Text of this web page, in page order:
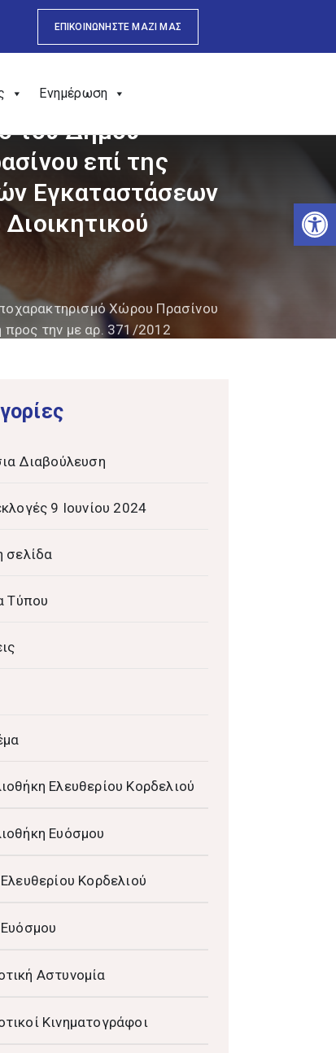
ΕΠΙΚΟΙΝΩΝΗΣΤΕ ΜΑΖΙ ΜΑΣ
Ενημέρωση
του Δήμου
επί της
Εγκαταστάσεων
Χώρου Πρασίνου
την με αρ. 371/2012
Διαβούλευση
9 Ιουνίου 2024
σελίδα
Τύπου
Ελευθερίου Κορδελιού
Ευόσμου
Κορδελιού
Αστυνομία
Κινηματογράφοι